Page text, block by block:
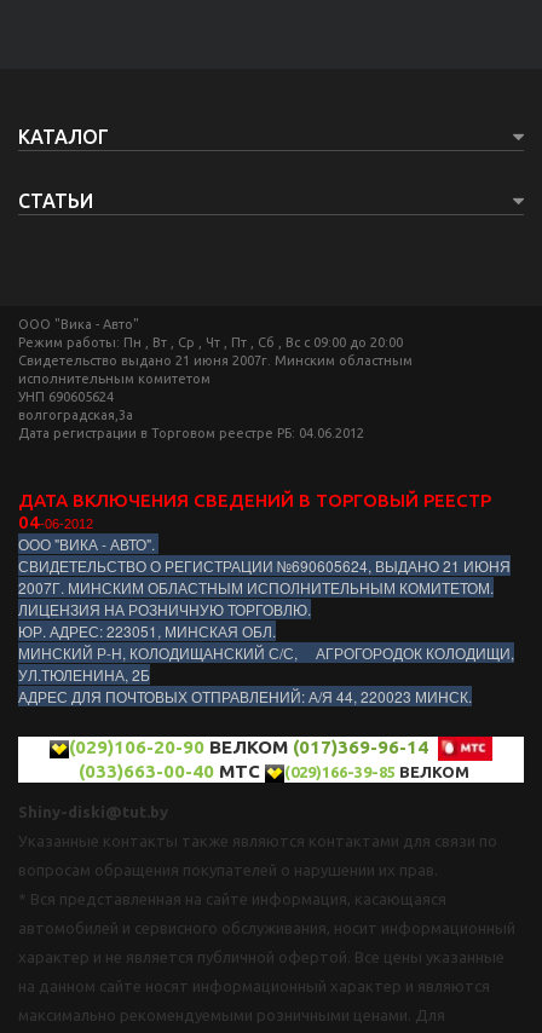
КАТАЛОГ
СТАТЬИ
ООО "Вика - Авто"
Режим работы: Пн , Вт , Ср , Чт , Пт , Сб , Вс c 09:00 до 20:00
Свидетельство выдано 21 июня 2007г. Минским областным
исполнительным комитетом
УНП 690605624
волгоградская,3а
Дата регистрации в Торговом реестре РБ: 04.06.2012
ДАТА ВКЛЮЧЕНИЯ СВЕДЕНИЙ В ТОРГОВЫЙ РЕЕСТР
04-06-2012
ООО "ВИКА - АВТО".
СВИДЕТЕЛЬСТВО О РЕГИСТРАЦИИ №690605624, ВЫДАНО 21 ИЮНЯ
2007Г. МИНСКИМ ОБЛАСТНЫМ ИСПОЛНИТЕЛЬНЫМ КОМИТЕТОМ.
ЛИЦЕНЗИЯ НА РОЗНИЧНУЮ ТОРГОВЛЮ.
ЮР. АДРЕС: 223051, МИНСКАЯ ОБЛ.
МИНСКИЙ Р-Н, КОЛОДИЩАНСКИЙ С/С, АГРОГОРОДОК КОЛОДИЩИ,
УЛ.ТЮЛЕНИНА, 2Б
АДРЕС ДЛЯ ПОЧТОВЫХ ОТПРАВЛЕНИЙ: А/Я 44, 220023 МИНСК.
(029)106-20-90 ВЕЛКОМ (017)369-96-14
(033)663-00-40МТС (029)166-39-85 ВЕЛКОМ
Shiny-diski@tut.by
Указанные контакты также являются контактами для связи по
вопросам обращения покупателей о нарушении их прав.
* Вся представленная на сайте информация, касающаяся
автомобилей и сервисного обслуживания, носит информационный
характер и не является публичной офертой. Все цены указанные
на данном сайте носят информационный характер и являются
максимально рекомендуемыми розничными ценами. Для